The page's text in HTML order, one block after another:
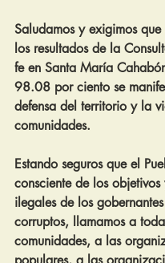
Saludamos y exigimos que
los resultados de la
fe en Santa María
98.08 por ciento se
defensa del territorio y la
comunidades.
Estando seguros que el
consciente de los
ilegales de los
corruptos, llamamos a
comunidades, a las